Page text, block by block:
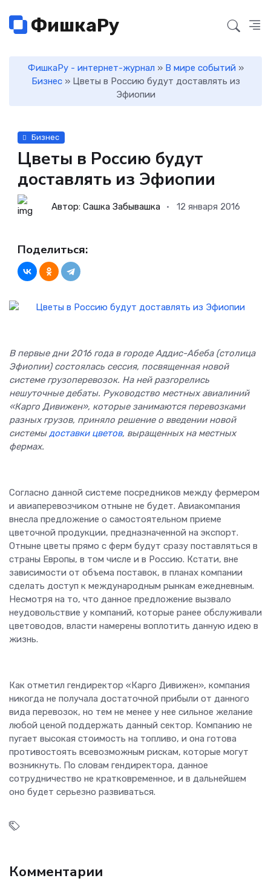
ФишкаРу
ФишкаРу - интернет-журнал » В мире событий »
Бизнес» Цветы в Россию будут доставлять из
Эфиопии
Бизнес
Цветы в Россию будут
доставлять из Эфиопии
Автор: Сашка Забывашка 12 января 2016
Поделиться:
В первые дни 2016 года в городе Аддис-Абеба (столица
Эфиопии) состоялась сессия, посвященная новой
системе грузоперевозок. На ней разгорелись
нешуточные дебаты. Руководство местных авиалиний
«Карго Дивижен», которые занимаются перевозками
разных грузов, приняло решение о введении новой
системыдоставки цветов, выращенных на местных
фермах.
Согласно данной системе посредников между фермером
и авиаперевозчиком отныне не будет. Авиакомпания
внесла предложение о самостоятельном приеме
цветочной продукции, предназначенной на экспорт.
Отныне цветы прямо с ферм будут сразу поставляться в
страны Европы, в том числе и в Россию. Кстати, вне
зависимости от объема поставок, в планах компании
сделать доступ к международным рынкам ежедневным.
Несмотря на то, что данное предложение вызвало
неудовольствие у компаний, которые ранее обслуживали
цветоводов, власти намерены воплотить данную идею в
жизнь.
Как отметил гендиректор «Карго Дивижен», компания
никогда не получала достаточной прибыли от данного
вида перевозок, но тем не менее у нее сильное желание
любой ценой поддержать данный сектор. Компанию не
пугает высокая стоимость на топливо, и она готова
противостоять всевозможным рискам, которые могут
возникнуть. По словам гендиректора, данное
сотрудничество не кратковременное, и в дальнейшем
оно будет серьезно развиваться.
Комментарии